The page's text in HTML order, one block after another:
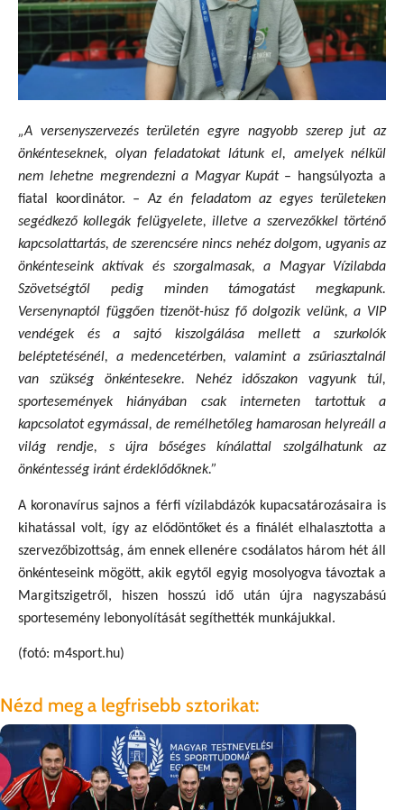
„A versenyszervezés területén egyre nagyobb szerep jut az
önkénteseknek, olyan feladatokat látunk el, amelyek nélkül
nem lehetne megrendezni a Magyar Kupát – hangsúlyozta a
fiatal koordinátor. – Az én feladatom az egyes területeken
segédkező kollegák felügyelete, illetve a szervezőkkel történő
kapcsolattartás, de szerencsére nincs nehéz dolgom, ugyanis az
önkénteseink aktívak és szorgalmasak, a Magyar Vízilabda
Szövetségtől pedig minden támogatást megkapunk.
Versenynaptól függően tizenöt-húsz fő dolgozik velünk, a VIP
vendégek és a sajtó kiszolgálása mellett a szurkolók
beléptetésénél, a medencetérben, valamint a zsűriasztalnál
van szükség önkéntesekre. Nehéz időszakon vagyunk túl,
sportesemények hiányában csak interneten tartottuk a
kapcsolatot egymással, de remélhetőleg hamarosan helyreáll a
világ rendje, s újra bőséges kínálattal szolgálhatunk az
önkéntesség iránt érdeklődőknek.”
A koronavírus sajnos a férfi vízilabdázók kupacsatározásaira is
kihatással volt, így az elődöntőket és a finálét elhalasztotta a
szervezőbizottság, ám ennek ellenére csodálatos három hét áll
önkénteseink mögött, akik egytől egyig mosolyogva távoztak a
Margitszigetről, hiszen hosszú idő után újra nagyszabású
sportesemény lebonyolítását segíthették munkájukkal.
(fotó: m4sport.hu)
Nézd meg a legfrisebb sztorikat: